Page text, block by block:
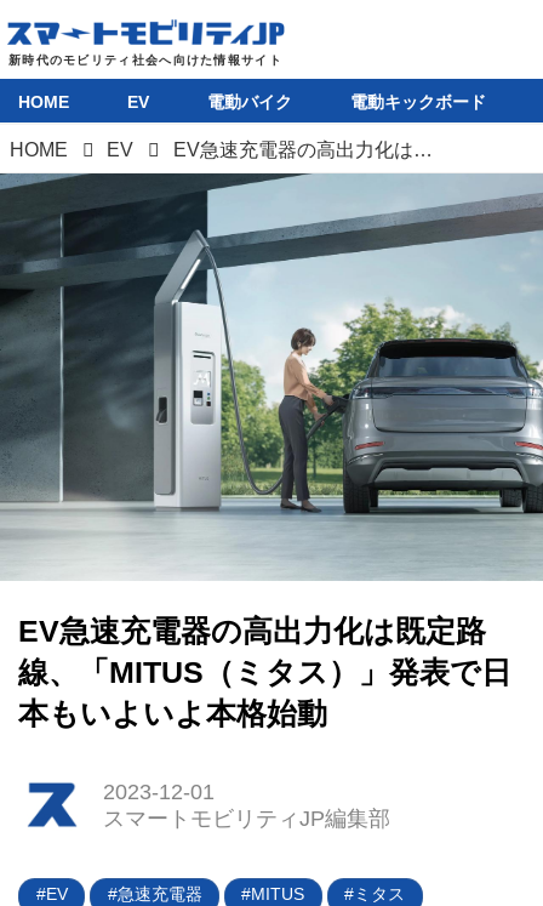
HOME EV 電動バイク 電動キックボード
HOME EV EV急速充電器の高出力化は既定路線、「MITUS（ミタス）」発表で日本もいよいよ本格始動
EV急速充電器の高出力化は既定路
線、「MITUS（ミタス）」発表で日
本もいよいよ本格始動
2023-12-01
スマートモビリティJP編集部
EV 急速充電器 MITUS ミタス